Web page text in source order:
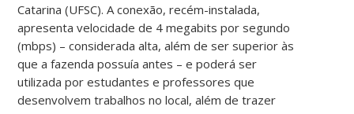
Catarina (UFSC). A conexão, recém-instalada,
apresenta velocidade de 4 megabits por segundo
(mbps) – considerada alta, além de ser superior às
que a fazenda possuía antes – e poderá ser
utilizada por estudantes e professores que
desenvolvem trabalhos no local, além de trazer